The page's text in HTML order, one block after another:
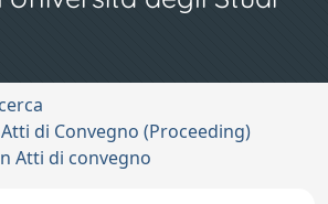
di Convegno (Proceeding)
Atti di convegno